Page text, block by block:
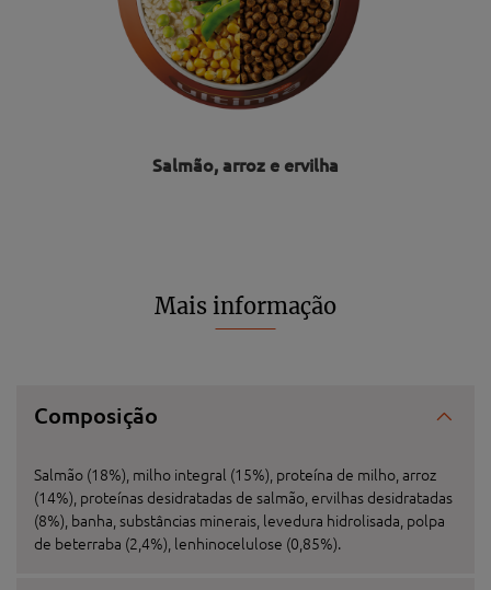
Salmão, arroz e ervilha
Mais informação
Composição
Salmão (18%), milho integral (15%), proteína de milho, arroz
(14%), proteínas desidratadas de salmão, ervilhas desidratadas
(8%), banha, substâncias minerais, levedura hidrolisada, polpa
de beterraba (2,4%), lenhinocelulose (0,85%).